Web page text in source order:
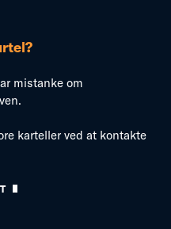
mistanke om
karteller ved at kontakte